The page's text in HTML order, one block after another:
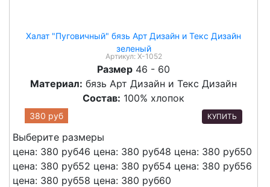
Халат "Пуговичный" бязь Арт Дизайн и Текс Дизайн
зеленый
Артикул: Х-1052
Размер 46 - 60
Материал: бязь Арт Дизайн и Текс Дизайн
Состав: 100% хлопок
380 руб КУПИТЬ
Выберите размеры
цена: 380 руб46 цена: 380 руб48 цена: 380 руб50
цена: 380 руб52 цена: 380 руб54 цена: 380 руб56
цена: 380 руб58 цена: 380 руб60